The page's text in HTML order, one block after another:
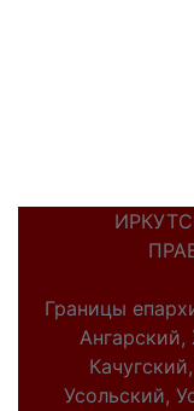
Границы
Ангарский,
Усольский,